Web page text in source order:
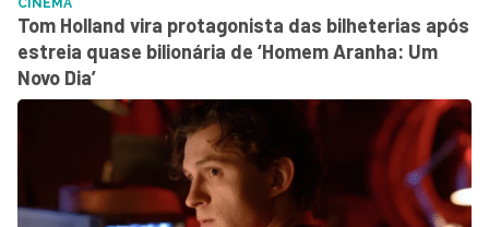
CINEMA
Tom Holland vira protagonista das bilheterias após
estreia quase bilionária de ‘Homem Aranha: Um
Novo Dia’